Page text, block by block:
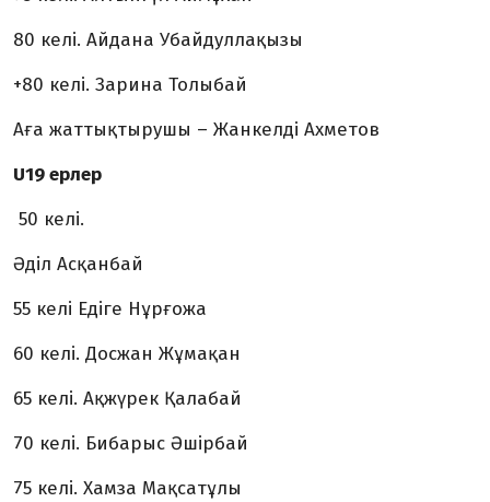
80 келі. Айдана Убайдуллақызы
+80 келі. Зарина Толыбай
Аға жаттықтырушы – Жанкелді Ахметов
U19 ерлер
50 келі.
Әділ Асқанбай
55 келі Едіге Нұрғожа
60 келі. Досжан Жұмақан
65 келі. Ақжүрек Қалабай
70 келі. Бибарыс Әшірбай
75 келі. Хамза Мақсатұлы